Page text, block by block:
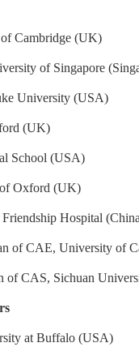
Cambridge (UK)
of Singapore
University (USA)
(UK)
School (USA)
Oxford (UK)
Hospital
of CAE, University of
of CAS, Sichuan
at Buffalo (USA)